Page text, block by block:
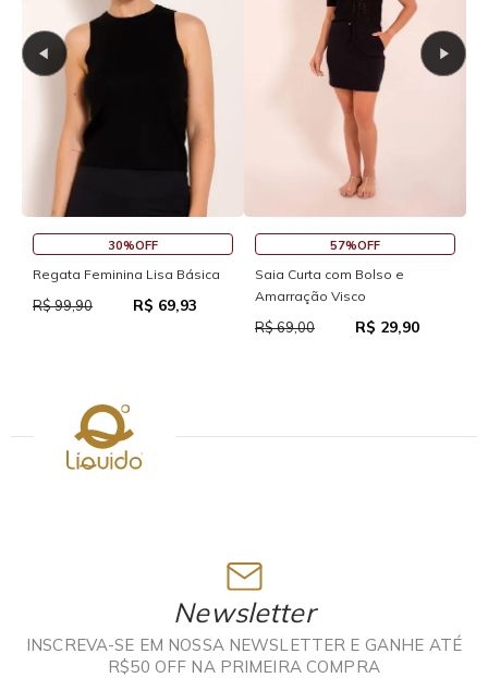
30%OFF
Regata Feminina Lisa Básica
R$ 99,90 R$ 69,93
57%OFF
Saia Curta com Bolso e
Amarração Visco
R$ 69,00 R$ 29,90
Newsletter
INSCREVA-SE EM NOSSA NEWSLETTER E GANHE ATÉ
R$50 OFF NA PRIMEIRA COMPRA